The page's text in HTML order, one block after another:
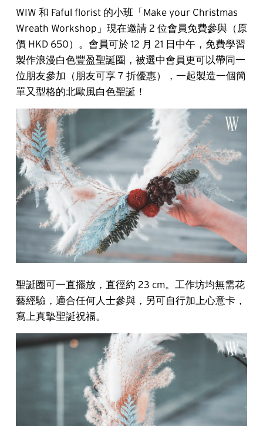
WIW 和 Faful florist 的小班「Make your Christmas
Wreath Workshop」現在邀請 2 位會員免費參與（原
價 HKD 650）。會員可於 12 月 21 日中午，免費學習
製作浪漫白色豐盈聖誕圈，被選中會員更可以帶同一
位朋友參加（朋友可享 7 折優惠），一起製造一個簡
單又型格的北歐風白色聖誕！
聖誕圈可一直擺放，直徑約 23 cm。工作坊均無需花
藝經驗，適合任何人士參與，另可自行加上心意卡，
寫上真摯聖誕祝福。